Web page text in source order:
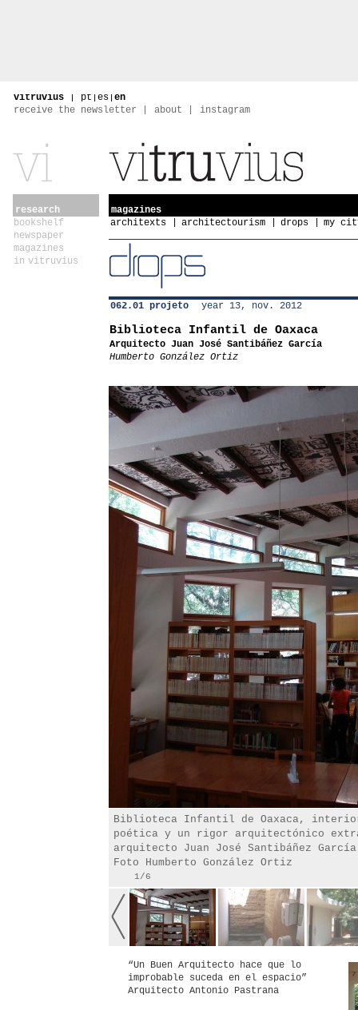
vitruvius | pt | es | en
receive the newsletter
about instagram
research
bookshelf
newspaper
magazines
in vitruvius
magazines
architexts
architectourism drops my
062.01 projeto year 13, nov. 2012
Biblioteca Infantil de Oaxaca
Arquitecto Juan José Santibáñez García
Humberto González Ortiz
Biblioteca Infantil de Oaxaca,
poética y un rigor arquitectónico
arquitecto Juan José Santibáñez García
Foto Humberto González Ortiz
1/6
“Un Buen Arquitecto hace que lo
improbable suceda en el espacio”
Arquitecto Antonio Pastrana